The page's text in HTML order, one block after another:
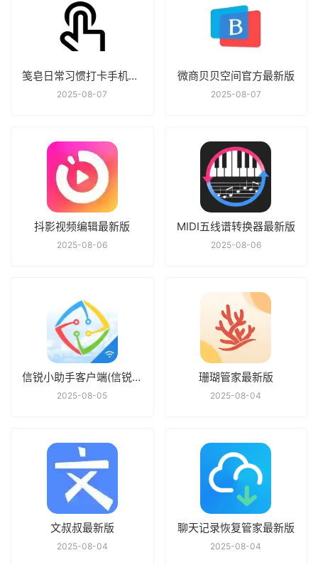
笺皂日常习惯打卡手机最新版
2025-08-07
微商贝贝空间官方最新版
2025-08-07
抖影视频编辑最新版
2025-08-06
MIDI五线谱转换器最新版
2025-08-06
信锐小助手客户端(信锐云助手)最新版
2025-08-05
珊瑚管家最新版
2025-08-04
文叔叔最新版
2025-08-04
聊天记录恢复管家最新版
2025-08-04